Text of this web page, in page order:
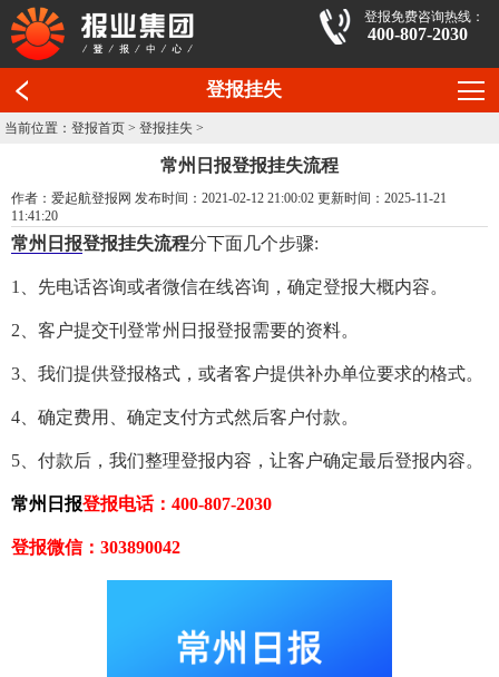
登报免费咨询热线：
400-807-2030
登报挂失
当前位置：登报首页 >登报挂失 >
常州日报登报挂失流程
作者：爱起航登报网 发布时间：2021-02-12 21:00:02 更新时间：2025-11-21
11:41:20
常州日报登报挂失流程分下面几个步骤:
1、先电话咨询或者微信在线咨询，确定登报大概内容。
2、客户提交刊登常州日报登报需要的资料。
3、我们提供登报格式，或者客户提供补办单位要求的格式。
4、确定费用、确定支付方式然后客户付款。
5、付款后，我们整理登报内容，让客户确定最后登报内容。
常州日报登报电话：400-807-2030
登报微信：303890042